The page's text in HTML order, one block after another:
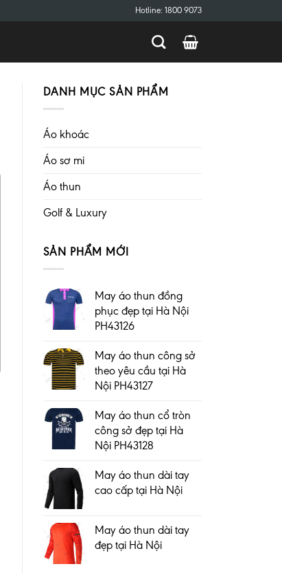
Hotline: 1800 9073
DANH MỤC SẢN PHẨM
Áo khoác
Áo sơ mi
Áo thun
Golf & Luxury
SẢN PHẨM MỚI
May áo thun đồng
phục đẹp tại Hà Nội
PH43126
May áo thun công sở
theo yêu cầu tại Hà
Nội PH43127
May áo thun cổ tròn
công sở đẹp tại Hà
Nội PH43128
May áo thun dài tay
cao cấp tại Hà Nội
May áo thun dài tay
đẹp tại Hà Nội